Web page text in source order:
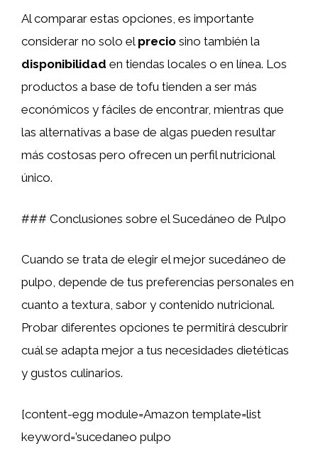
Al comparar estas opciones, es importante
considerar no solo el precio sino también la
disponibilidad en tiendas locales o en línea. Los
productos a base de tofu tienden a ser más
económicos y fáciles de encontrar, mientras que
las alternativas a base de algas pueden resultar
más costosas pero ofrecen un perfil nutricional
único.
### Conclusiones sobre el Sucedáneo de Pulpo
Cuando se trata de elegir el mejor sucedáneo de
pulpo, depende de tus preferencias personales en
cuanto a textura, sabor y contenido nutricional.
Probar diferentes opciones te permitirá descubrir
cuál se adapta mejor a tus necesidades dietéticas
y gustos culinarios.
[content-egg module=Amazon template=list
keyword=’sucedaneo pulpo